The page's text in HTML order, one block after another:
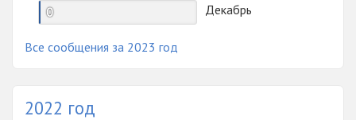
0
Декабрь
Все сообщения за 2023 год
2022 год